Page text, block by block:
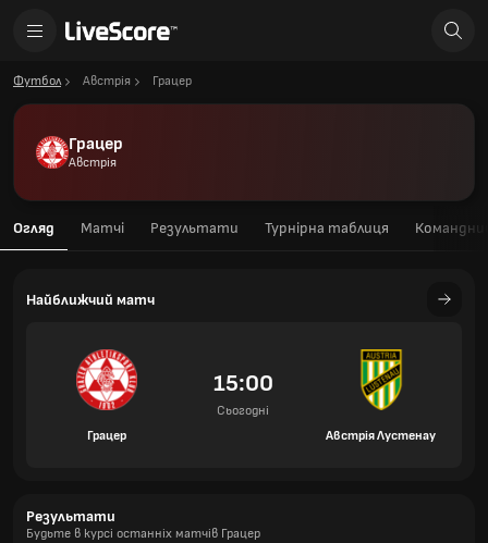
Футбол Австрія Грацер
Грацер
Австрія
Огляд Матчі Результати Турнірна таблиця
Найближчий матч
Грацер
15:00
Сьогодні
Австрія Лустенау
Результати
Будьте в курсі останніх матчів Грацер